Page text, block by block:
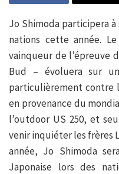
Jo Shimoda participera
nations cette année.
vainqueur de l’épreuve
Bud – évoluera sur
particulièrement contre
en provenance du
l’outdoor US 250, et
venir inquiéter les frères
année, Jo Shimoda
Japonaise lors des